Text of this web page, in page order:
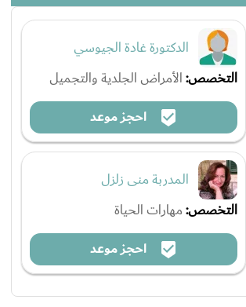
الدكتورة غادة الجيوسي
التخصص:الأمراض الجلدية والتجميل
احجز موعد
المدربة منى زلزل
التخصص:مهارات الحياة
احجز موعد